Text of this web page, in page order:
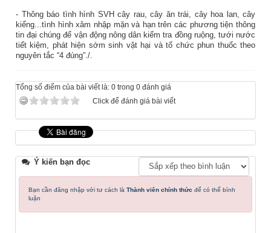
- Thông báo tình hình SVH cây rau, cây ăn trái, cây hoa lan, cây
kiểng...tình hình xâm nhập mặn và hạn trên các phương tiện thông
tin đại chúng để vận động nông dân kiểm tra đồng ruộng, tưới nước
tiết kiệm, phát hiện sớm sinh vật hại và tố chức phun thuốc theo
nguyên tắc “4 đúng”./.
Tổng số điểm của bài viết là: 0 trong 0 đánh giá
Click để đánh giá bài viết
Ý kiến bạn đọc
Bạn cần đăng nhập với tư cách là Thành viên chính thức để có thể bình
luận